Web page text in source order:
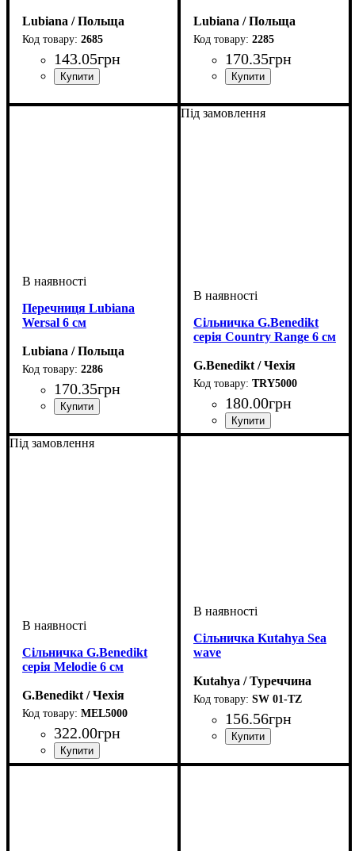
Lubiana / Польща
2685
143.05грн
Lubiana / Польща
2285
170.35грн
Перечниця Lubiana
Wersal 6 см
Lubiana / Польща
2286
170.35грн
Під замовлення
Сільничка G.Benedikt
серія Country Range 6 см
G.Benedikt / Чехія
TRY5000
180.00грн
Під замовлення
Сільничка G.Benedikt
серія Melodie 6 см
G.Benedikt / Чехія
MEL5000
322.00грн
Сільничка Kutahya Sea
wave
Kutahya / Туреччина
SW 01-TZ
156.56грн